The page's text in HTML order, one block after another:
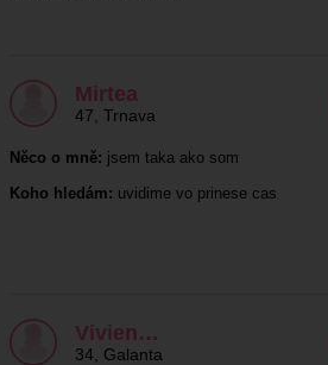
Mirtea
47 Trnava
Něco o mně: jsem taka ako som
Koho hledám: uvidime vo prinese cas
Vivien…
34 Galanta